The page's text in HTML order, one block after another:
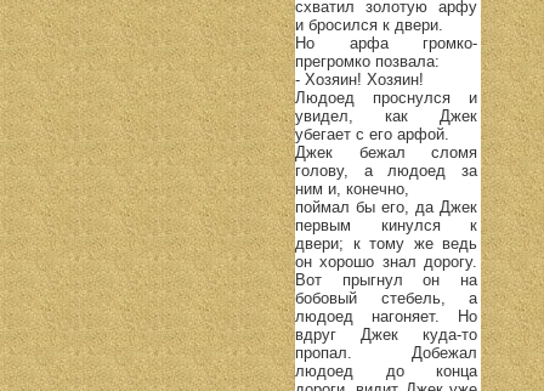
схватил золотую арфу
и бросился к двери.
Но арфа громко-
прегромко позвала:
- Хозяин! Хозяин!
Людоед проснулся и
увидел, как Джек
убегает с его арфой.
Джек бежал сломя
голову, а людоед за
ним и, конечно,
поймал бы его, да Джек
первым кинулся к
двери; к тому же ведь
он хорошо знал дорогу.
Вот прыгнул он на
бобовый стебель, а
людоед нагоняет. Но
вдруг Джек куда-то
пропал. Добежал
людоед до конца